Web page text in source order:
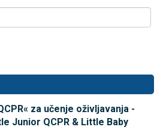
za učenje oživljavanja -
Junior QCPR & Little Baby